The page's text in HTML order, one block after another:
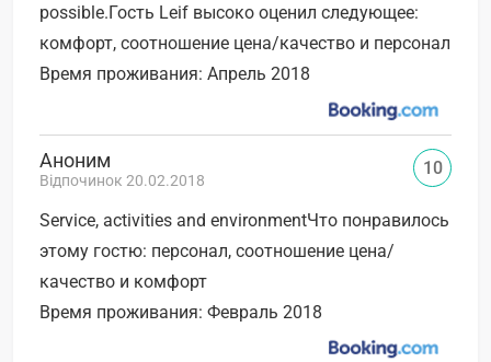
possible.Гость Leif высоко оценил следующее:
комфорт, соотношение цена/качество и персонал
Время проживания: Апрель 2018
Аноним
Відпочинок 20.02.2018
Service, activities and environmentЧто понравилось
этому гостю: персонал, соотношение цена/
качество и комфорт
Время проживания: Февраль 2018
10